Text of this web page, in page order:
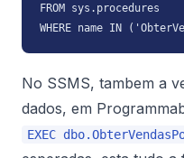
FROM sys.procedures
WHERE name IN
No SSMS, tambem a
dados, em
EXEC